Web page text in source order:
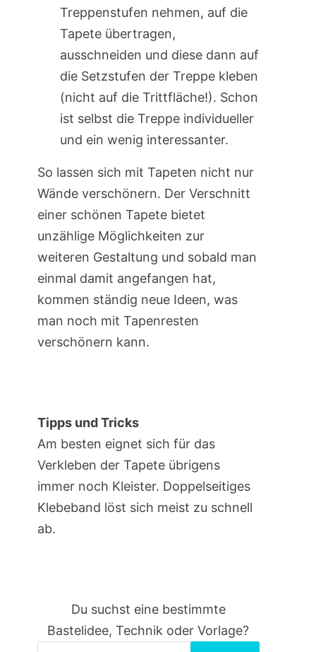
Treppenstufen nehmen, auf die
Tapete übertragen,
ausschneiden und diese dann auf
die Setzstufen der Treppe kleben
(nicht auf die Trittfläche!). Schon
ist selbst die Treppe individueller
und ein wenig interessanter.
So lassen sich mit Tapeten nicht nur
Wände verschönern. Der Verschnitt
einer schönen Tapete bietet
unzählige Möglichkeiten zur
weiteren Gestaltung und sobald man
einmal damit angefangen hat,
kommen ständig neue Ideen, was
man noch mit Tapenresten
verschönern kann.
Tipps und Tricks
Am besten eignet sich für das
Verkleben der Tapete übrigens
immer noch Kleister. Doppelseitiges
Klebeband löst sich meist zu schnell
ab.
Du suchst eine bestimmte
Bastelidee, Technik oder Vorlage?